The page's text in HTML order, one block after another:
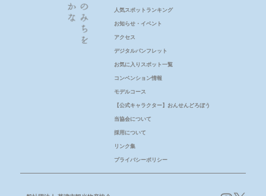
人気スポットランキング
お知らせ・イベント
アクセス
デジタルパンフレット
お気に入りスポット一覧
コンベンション情報
モデルコース
【公式キャラクター】おんせんどろぼう
当協会について
採用について
リンク集
プライバシーポリシー